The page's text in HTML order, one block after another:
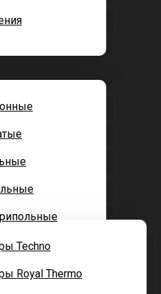
Techno
Royal Thermo